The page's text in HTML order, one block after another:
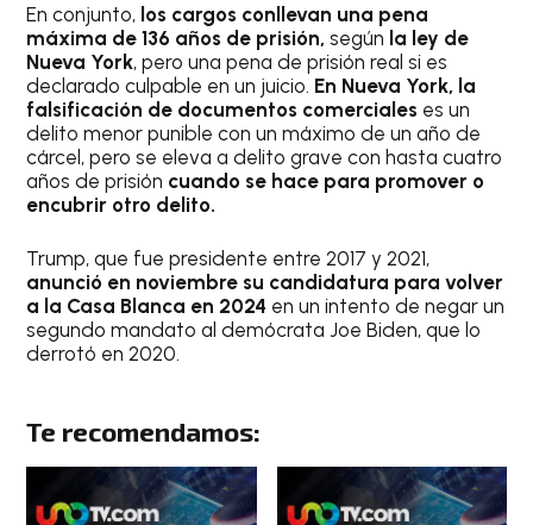
En conjunto, los cargos conllevan una pena
máxima de 136 años de prisión, según la ley de
Nueva York, pero una pena de prisión real si es
declarado culpable en un juicio. En Nueva York, la
falsificación de documentos comerciales es un
delito menor punible con un máximo de un año de
cárcel, pero se eleva a delito grave con hasta cuatro
años de prisión cuando se hace para promover o
encubrir otro delito.
Trump, que fue presidente entre 2017 y 2021,
anunció en noviembre su candidatura para volver
a la Casa Blanca en 2024 en un intento de negar un
segundo mandato al demócrata Joe Biden, que lo
derrotó en 2020.
Te recomendamos: